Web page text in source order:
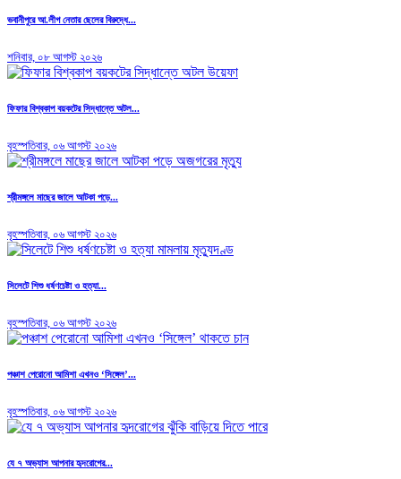
ভবানীপুরে আ.লীগ নেতার ছেলের বিরুদ্ধে...
শনিবার, ০৮ আগস্ট ২০২৬
ফিফার বিশ্বকাপ বয়কটের সিদ্ধান্তে অটল...
বৃহস্পতিবার, ০৬ আগস্ট ২০২৬
শ্রীমঙ্গলে মাছের জালে আটকা পড়ে...
বৃহস্পতিবার, ০৬ আগস্ট ২০২৬
সিলেটে শিশু ধর্ষণচেষ্টা ও হত্যা...
বৃহস্পতিবার, ০৬ আগস্ট ২০২৬
পঞ্চাশ পেরোনো আমিশা এখনও ‘সিঙ্গেল’...
বৃহস্পতিবার, ০৬ আগস্ট ২০২৬
যে ৭ অভ্যাস আপনার হৃদরোগের...